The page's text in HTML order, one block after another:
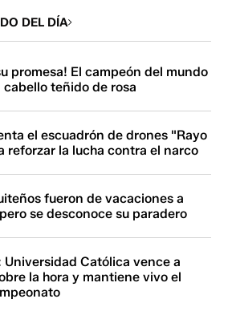
DEL DÍA
promesa! El campeón del mundo
teñido de rosa
el escuadrón de drones "Rayo
reforzar la lucha contra el narco
fueron de vacaciones a
se desconoce su paradero
Universidad Católica vence a
la hora y mantiene vivo el